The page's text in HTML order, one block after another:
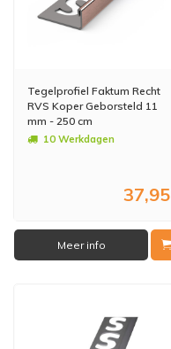
Tegelprofiel Faktum Recht
RVS Koper Geborsteld 11
mm - 250 cm
10 Werkdagen
37,95
Meer info